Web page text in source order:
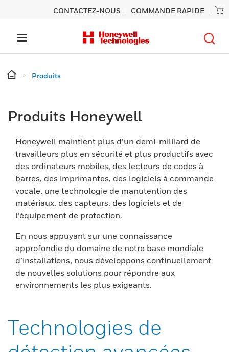
CONTACTEZ-NOUS COMMANDE RAPIDE
Produits
Produits Honeywell
Honeywell maintient plus d’un demi-milliard de
travailleurs plus en sécurité et plus productifs avec
des ordinateurs mobiles, des lecteurs de codes à
barres, des imprimantes, des logiciels à commande
vocale, une technologie de manutention des
matériaux, des capteurs, des logiciels et de
l’équipement de protection.
En nous appuyant sur une connaissance
approfondie du domaine de notre base mondiale
d’installations, nous développons continuellement
de nouvelles solutions pour répondre aux
environnements les plus exigeants.
Technologies de